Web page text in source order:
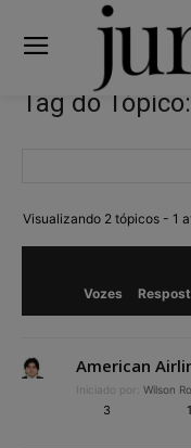
Tag do
Visualizando 2 tópicos - 1
Vozes
American
Iniciado por: Wilson
3